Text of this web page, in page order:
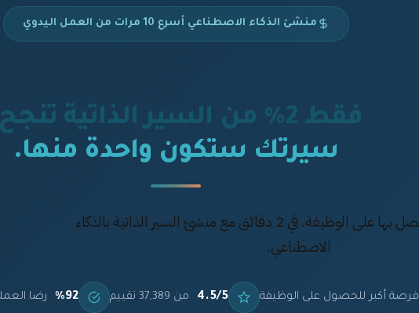
منشئ الذكاء الاصطناعي أسرع 10 مرات من العمل اليدوي
فقط 2% من السير الذاتية تنجح.
سيرتك ستكون واحدة منها.
أنشئ سيرة ذاتية تحصل بها على الوظيفة. في 2 دقائق مع منشئ السير الذاتية بالذكاء
الاصطناعي.
فرصة أكبر للحصول على الوظيفة 4.5/5 من 37,389 تقييم %92 رضا